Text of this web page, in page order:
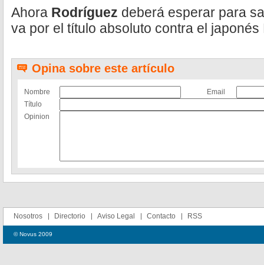
Ahora Rodríguez deberá esperar para
va por el título absoluto contra el japonés
Opina sobre este artículo
Nombre
Email
Título
Opinion
Nosotros Directorio Aviso Legal Contacto RSS
© Novus 2009